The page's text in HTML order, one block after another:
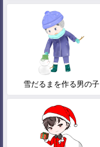
雪だるまを作る男の子